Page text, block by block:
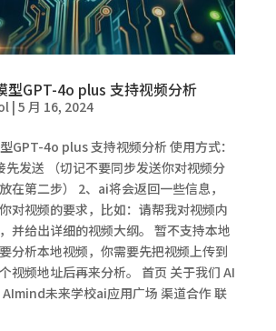
GPT-4o plus 支持视频分析
| 5 月 16, 2024
4o plus 支持视频分析 使用方式：
先发送 （切记不要同步发送你对视频分
在第二步） 2、ai将会返回一些信息，
对视频的要求，比如：请帮我对视频内
并给出详细的视频大纲。 暂不支持本地
分析本地视频，你需要先把视频上传到
视频地址后再来分析。 首页 关于我们 AI
未来学校ai应用广场 渠道合作 联